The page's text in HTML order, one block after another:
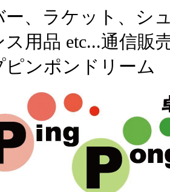
ー、ラケット、シ
ス用品 etc...通信販
ピンポンドリーム